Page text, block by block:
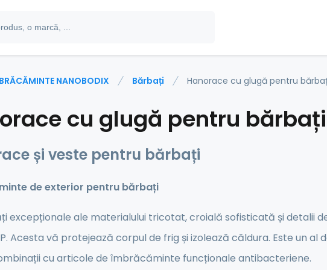
NANOBODIX Bărbați Hanorace cu glugă pentru
cu glugă pentru bărbați
și veste pentru bărbați
de exterior pentru bărbați
excepționale ale materialului tricotat, croială sofisticată și detalii
Acesta vă protejează corpul de frig și izolează căldura. Este un
cu articole de îmbrăcăminte funcționale antibacteriene.